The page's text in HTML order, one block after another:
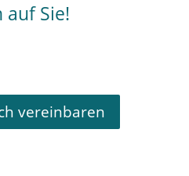
auf Sie!
vereinbaren